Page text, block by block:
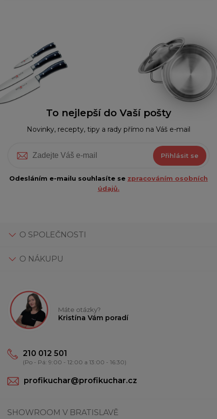
To nejlepší do Vaší pošty
Novinky, recepty, tipy a rady přímo na Váš e-mail
Přihlásit se
Odesláním e-mailu souhlasíte se zpracováním osobních
údajů.
O SPOLEČNOSTI
O NÁKUPU
Máte otázky?
Kristína Vám poradí
210 012 501
(Po - Pá: 9:00 - 12:00 a 13:00 - 16:30)
profikuchar@profikuchar.cz
SHOWROOM V BRATISLAVĚ